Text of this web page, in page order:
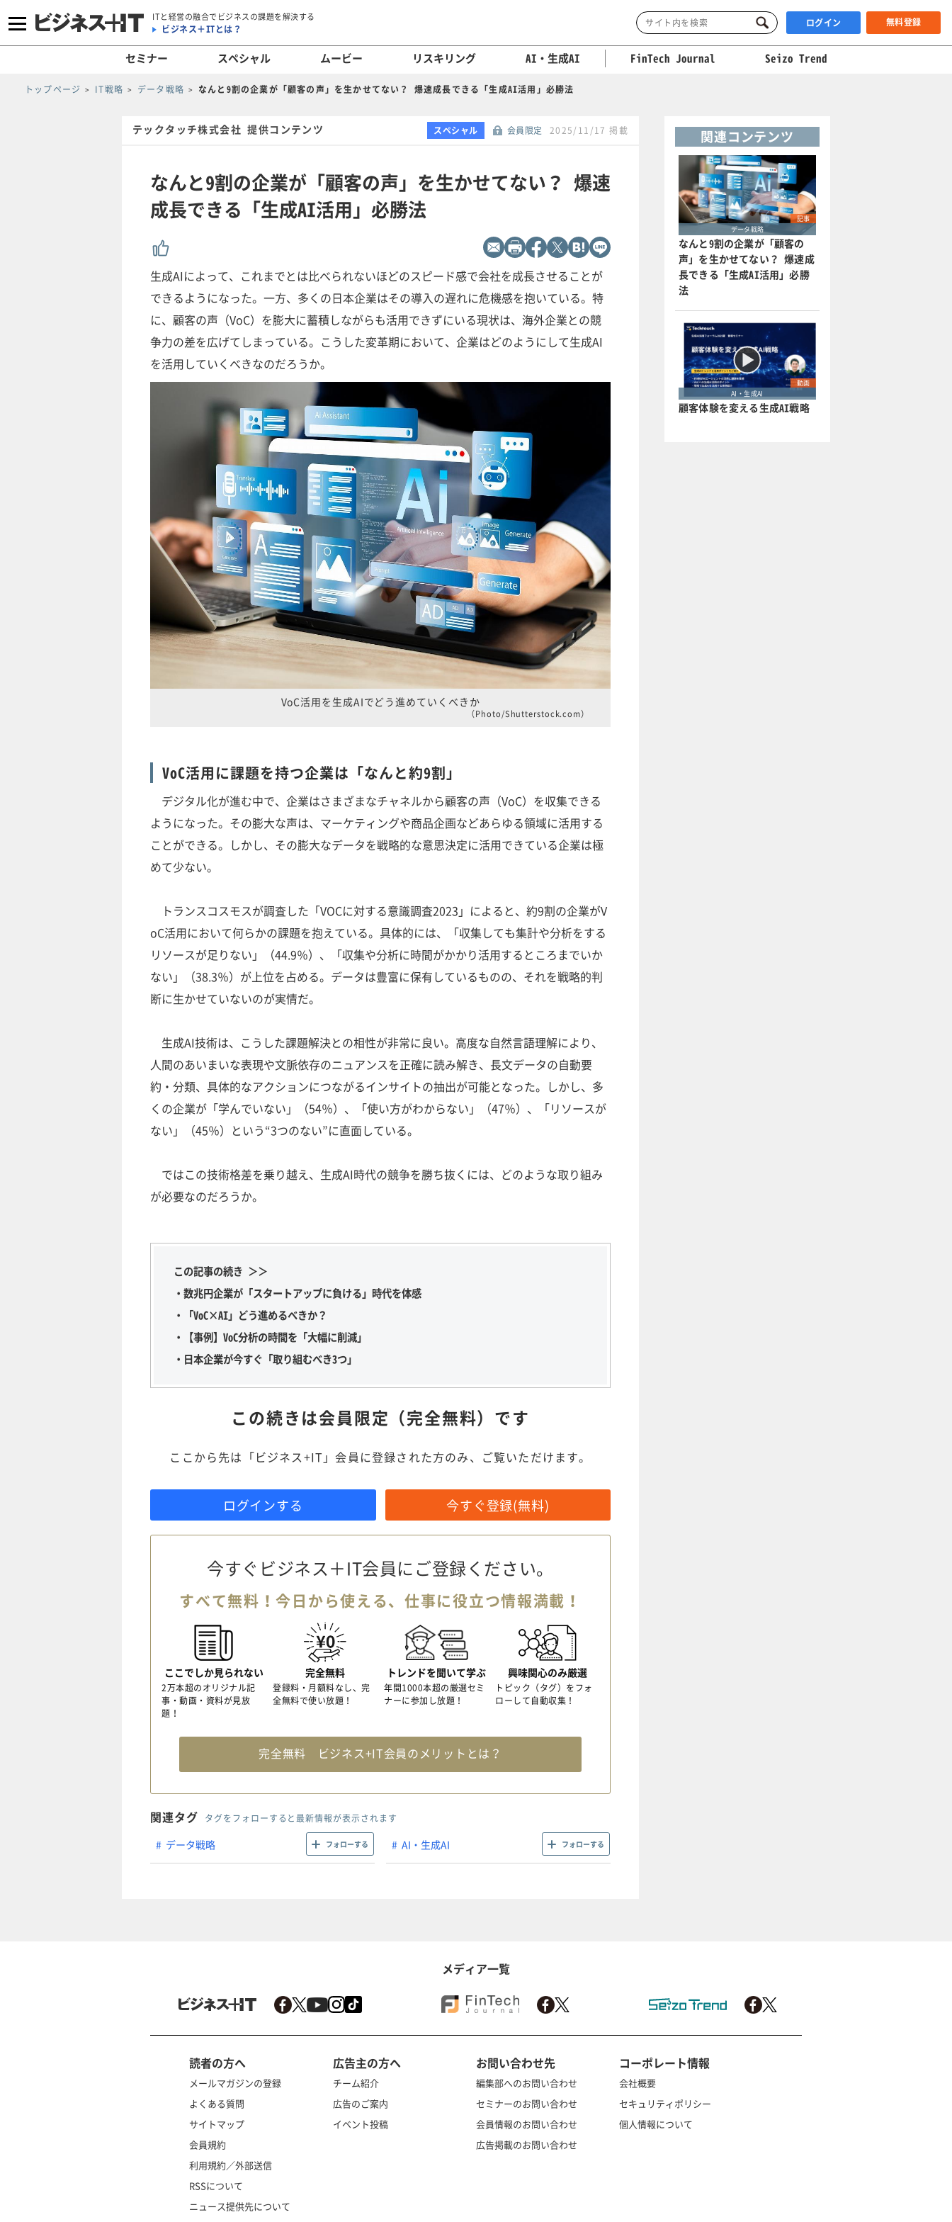
ITと経営の融合でビジネスの課題を解決する
ビジネス＋ITとは？ ログイン 無料登録
セミナー スペシャル ムービー リスキリング AI・生成AI FinTech Journal Seizo Trend
トップページ IT戦略 データ戦略 なんと9割の企業が「顧客の声」を生かせてない？ 爆速成長できる「生成AI活用」必勝法
テックタッチ株式会社 提供コンテンツ スペシャル 会員限定 2025/11/17 掲載
なんと9割の企業が「顧客の声」を生かせてない？ 爆速
成長できる「生成AI活用」必勝法
生成AIによって、これまでとは比べられないほどのスピード感で会社を成長させることが
できるようになった。一方、多くの日本企業はその導入の遅れに危機感を抱いている。特
に、顧客の声（VoC）を膨大に蓄積しながらも活用できずにいる現状は、海外企業との競
争力の差を広げてしまっている。こうした変革期において、企業はどのようにして生成AI
を活用していくべきなのだろうか。
VoC活用を生成AIでどう進めていくべきか
（Photo/Shutterstock.com）
VoC活用に課題を持つ企業は「なんと約9割」
デジタル化が進む中で、企業はさまざまなチャネルから顧客の声（VoC）を収集できる
ようになった。その膨大な声は、マーケティングや商品企画などあらゆる領域に活用する
ことができる。しかし、その膨大なデータを戦略的な意思決定に活用できている企業は極
めて少ない。
トランスコスモスが調査した「VOCに対する意識調査2023」によると、約9割の企業がV
oC活用において何らかの課題を抱えている。具体的には、「収集しても集計や分析をする
リソースが足りない」（44.9％）、「収集や分析に時間がかかり活用するところまでいか
ない」（38.3％）が上位を占める。データは豊富に保有しているものの、それを戦略的判
断に生かせていないのが実情だ。
生成AI技術は、こうした課題解決との相性が非常に良い。高度な自然言語理解により、
人間のあいまいな表現や文脈依存のニュアンスを正確に読み解き、長文データの自動要
約・分類、具体的なアクションにつながるインサイトの抽出が可能となった。しかし、多
くの企業が「学んでいない」（54％）、「使い方がわからない」（47％）、「リソースが
ない」（45％）という“3つのない”に直面している。
ではこの技術格差を乗り越え、生成AI時代の競争を勝ち抜くには、どのような取り組み
が必要なのだろうか。
この記事の続き ＞＞
・数兆円企業が「スタートアップに負ける」時代を体感
・「VoC×AI」どう進めるべきか？
・【事例】VoC分析の時間を「大幅に削減」
・日本企業が今すぐ「取り組むべき3つ」
この続きは会員限定（完全無料）です
ここから先は「ビジネス+IT」会員に登録された方のみ、ご覧いただけます。
ログインする 今すぐ登録(無料)
今すぐビジネス＋IT会員にご登録ください。
すべて無料！今日から使える、仕事に役立つ情報満載！
ここでしか見られない
2万本超のオリジナル記
事・動画・資料が見放
題！
完全無料
登録料・月額料なし、完
全無料で使い放題！
トレンドを聞いて学ぶ
年間1000本超の厳選セミ
ナーに参加し放題！
興味関心のみ厳選
トピック（タグ）をフォ
ローして自動収集！
完全無料 ビジネス+IT会員のメリットとは？
関連タグ タグをフォローすると最新情報が表示されます
データ戦略 フォローする AI・生成AI フォローする
関連コンテンツ
記事
データ戦略
なんと9割の企業が「顧客の
声」を生かせてない？ 爆速成
長できる「生成AI活用」必勝
法
動画
AI・生成AI
顧客体験を変える生成AI戦略
メディア一覧
読者の方へ
メールマガジンの登録
よくある質問
サイトマップ
会員規約
利用規約／外部送信
RSSについて
ニュース提供先について
広告主の方へ
チーム紹介
広告のご案内
イベント投稿
お問い合わせ先
編集部へのお問い合わせ
セミナーのお問い合わせ
会員情報のお問い合わせ
広告掲載のお問い合わせ
コーポレート情報
会社概要
セキュリティポリシー
個人情報について